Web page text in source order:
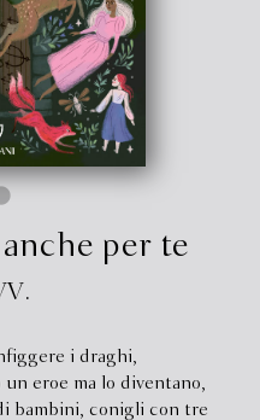
per te
i draghi,
eroe ma lo diventano,
bambini, conigli con tre